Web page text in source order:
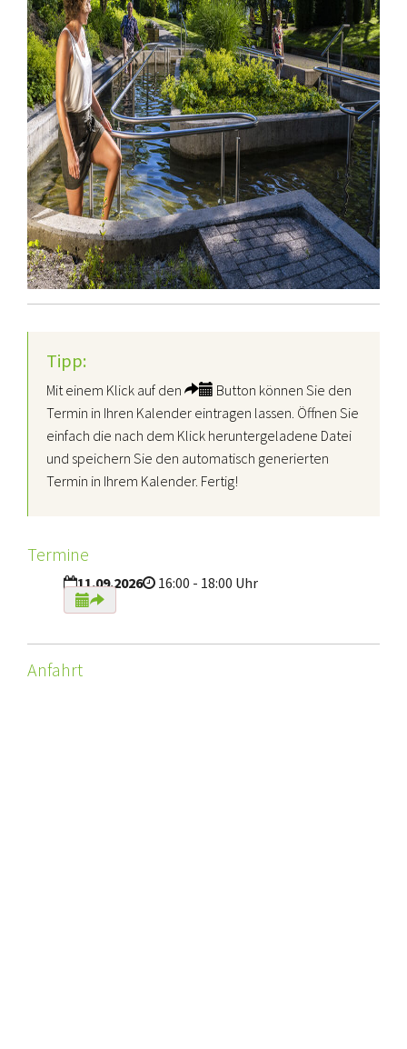
Tipp:
Mit einem Klick auf den
Button können Sie den
Termin in Ihren Kalender eintragen lassen. Öffnen Sie
einfach die nach dem Klick heruntergeladene Datei
und speichern Sie den automatisch generierten
Termin in Ihrem Kalender. Fertig!
Termine
11.09.2026 16:00 - 18:00 Uhr
Anfahrt